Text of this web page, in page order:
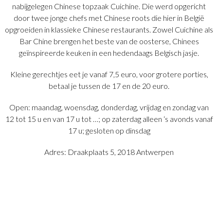
nabijgelegen Chinese topzaak Cuichine. Die werd opgericht
door twee jonge chefs met Chinese roots die hier in België
opgroeiden in klassieke Chinese restaurants. Zowel Cuichine als
Bar Chine brengen het beste van de oosterse, Chinees
geïnspireerde keuken in een hedendaags Belgisch jasje.
Kleine gerechtjes eet je vanaf 7,5 euro, voor grotere porties,
betaal je tussen de 17 en de 20 euro.
Open: maandag, woensdag, donderdag, vrijdag en zondag van
12 tot 15 u en van 17 u tot …; op zaterdag alleen ‘s avonds vanaf
17 u; gesloten op dinsdag
Adres: Draakplaats 5, 2018 Antwerpen